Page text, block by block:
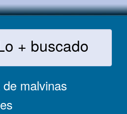
+ buscado
malvinas